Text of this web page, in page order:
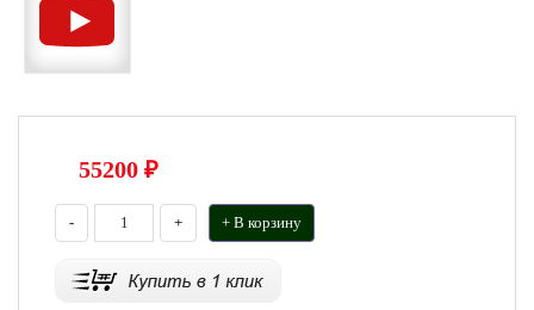
55200 ₽
- + + В корзину